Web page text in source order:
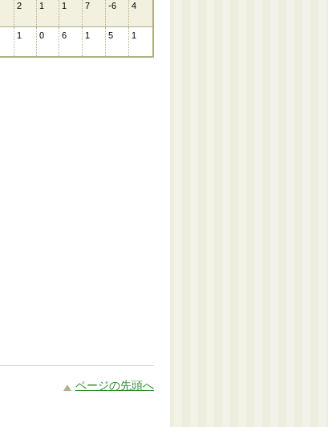
2 1 1 7 -6 4
1 0 6 1 5 1
ページの先頭へ